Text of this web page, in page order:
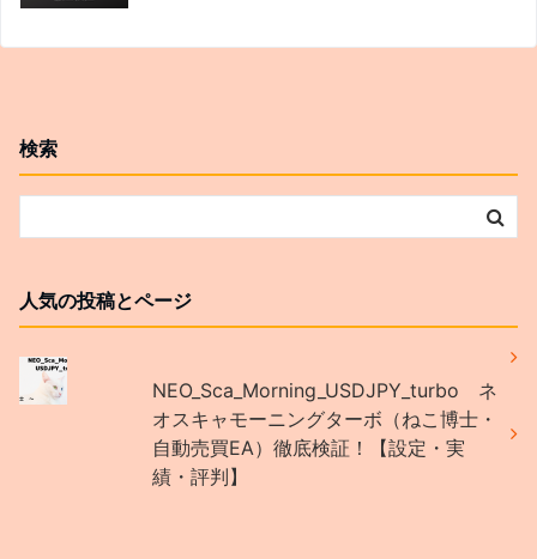
検索
人気の投稿とページ
NEO_Sca_Morning_USDJPY_turbo ネ
オスキャモーニングターボ（ねこ博士・
自動売買EA）徹底検証！【設定・実
績・評判】